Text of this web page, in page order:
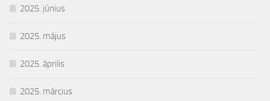
2025. június
2025. május
2025. április
2025. március